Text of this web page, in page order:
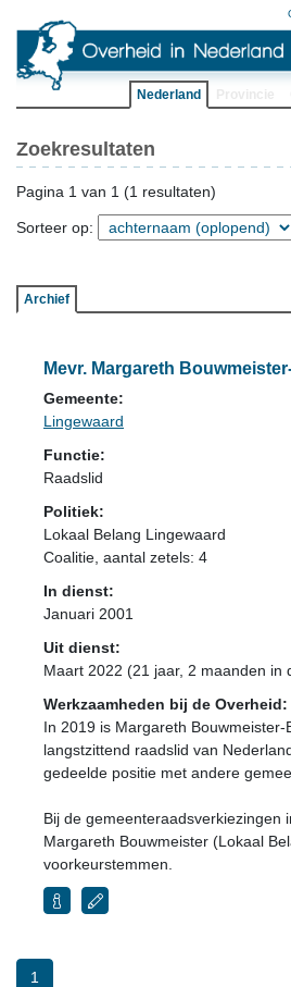
Nederland
Zoekresultaten
Pagina 1 van 1 (1 resultaten)
Sorteer op:
Archief
Mevr. Margareth
Gemeente:
Lingewaard
Functie:
Raadslid
Politiek:
Lokaal Belang Lingewaard
Coalitie , aantal zetels: 4
In dienst:
Januari 2001
Uit dienst:
Maart 2022 (21 jaar, 2 maanden in
Werkzaamheden bij de Overheid:
In 2019 is Margareth
langstzittend raadslid van
gedeelde positie met andere
Bij de gemeenteraadsverkiezingen
Margareth Bouwmeister (Lokaal
voorkeurstemmen.
1